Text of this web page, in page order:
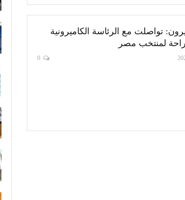
تواصلت مع الرئاسة الكاميرونية
لمنتخب مصر